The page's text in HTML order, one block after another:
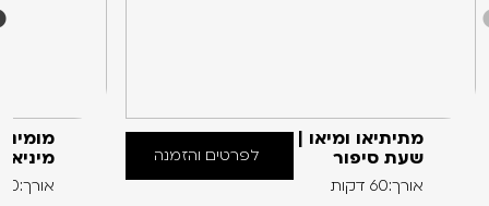
מתיתיאו ומיאו |
שעת סיפור
אורך:60 דקות
לפרטים והזמנה
אורך:60 דקות